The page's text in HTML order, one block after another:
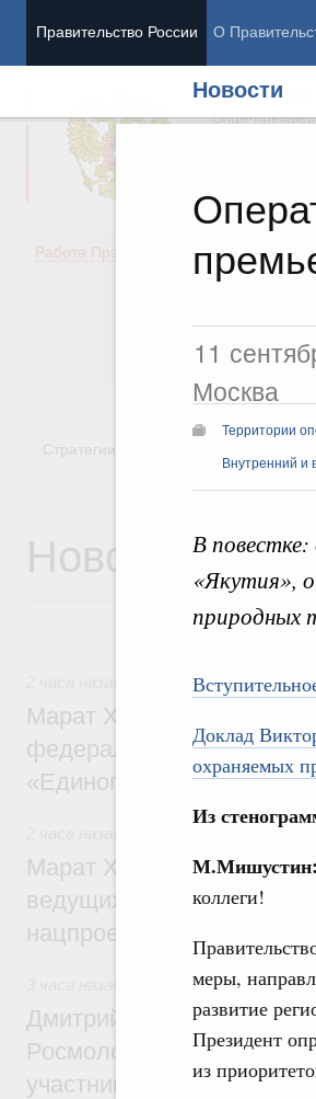
Правительство России О
Новости
11
Москва
Территории
Внутренний и
В
«Якутия»,
природных
Доклад
охраняемых
Из
М.Мишустин:
коллеги!
меры,
развитие
Президент
из
Председатель
Вице-
Работа Правительства
Стратегии
Новости
Регулирование в
Марат Хуснуллин: Более
федерального значения
«Единого заказчика»
Национальный
Марат Хуснуллин:
ведущих к спортивным
нацпроекту
Молодёжная политика
Дмитрий Чернышенко,
Росмолодёжи Григорий
участников проекта